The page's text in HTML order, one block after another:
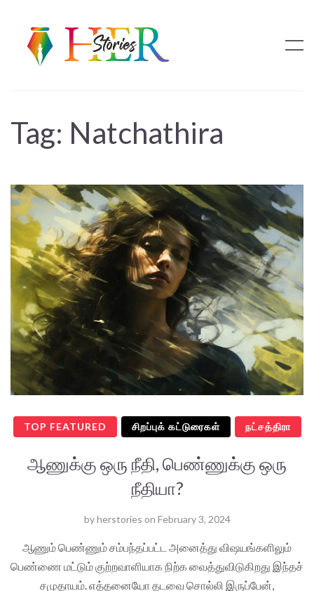
Tag: Natchathira
TOP FEATURED சிறப்புக் கட்டுரைகள் நட்சத்திரா
ஆணுக்கு ஒரு நீதி, பெண்ணுக்கு ஒரு
நீதியா?
byherstories on February 3, 2024
ஆணும் பெண்ணும் சம்பந்தப்பட்ட அனைத்து விஷயங்களிலும்
பெண்ணை மட்டும் குற்றவாளியாக நிற்க வைத்துவிடுகிறது இந்தச்
சமுதாயம். எத்தனையோ தடவை சொல்லி இருப்பேன்,